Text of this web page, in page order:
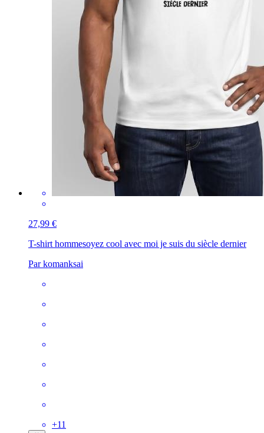
27,99 €
T-shirt hommesoyez cool avec moi je suis du siècle dernier
Par komanksai
+11